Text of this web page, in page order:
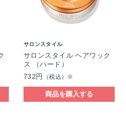
サロンスタイル
サロンスタイル ヘアワック
ス （ハード）
732円
（税込）※
商品を購入する